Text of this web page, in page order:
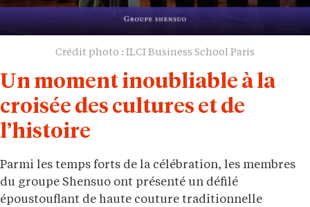
Crédit photo : ILCI Business School Paris
Un moment inoubliable à la
croisée des cultures et de
l’histoire
Parmi les temps forts de la célébration, les membres
du groupe Shensuo ont présenté un défilé
époustouflant de haute couture traditionnelle